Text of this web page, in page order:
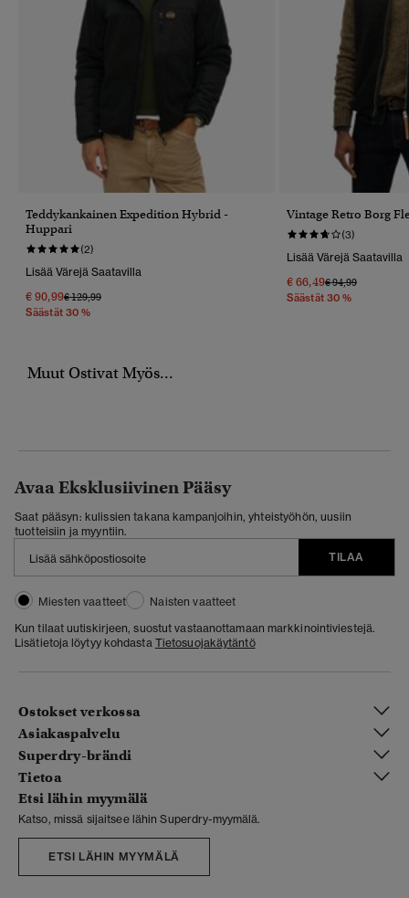
Teddykankainen Expedition Hybrid -
Huppari
(2)
Lisää Värejä Saatavilla
€ 90,99Hinta Alennettu Hinnasta
€ 129,99Hintaan
Säästät 30 %
Vintage Retro Borg
(3)
Lisää Värejä Saatavilla
€ 66,49Hinta Alennettu
€ 94,99Hintaan
Säästät 30 %
Muut Ostivat Myös...
Avaa Eksklusiivinen Pääsy
Saat pääsyn: kulissien takana kampanjoihin, yhteistyöhön, uusiin
tuotteisiin ja myyntiin.
TILAA
Miesten vaatteet
Naisten vaatteet
Kun tilaat uutiskirjeen, suostut vastaanottamaan markkinointiviestejä.
Lisätietoja löytyy kohdasta Tietosuojakäytäntö
Ostokset verkossa
Asiakaspalvelu
Superdry-brändi
Tietoa
Etsi lähin myymälä
Katso, missä sijaitsee lähin Superdry-myymälä.
ETSI LÄHIN MYYMÄLÄ